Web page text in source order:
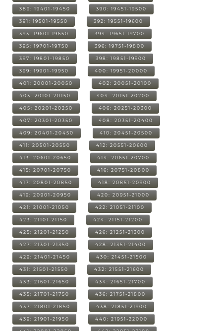
389: 19401-19450 390: 19451-19500
391: 19501-19550 392: 19551-19600
393: 19601-19650 394: 19651-19700
395: 19701-19750 396: 19751-19800
397: 19801-19850 398: 19851-19900
399: 19901-19950 400: 19951-20000
401: 20001-20050 402: 20051-20100
403: 20101-20150 404: 20151-20200
405: 20201-20250 406: 20251-20300
407: 20301-20350 408: 20351-20400
409: 20401-20450 410: 20451-20500
411: 20501-20550 412: 20551-20600
413: 20601-20650 414: 20651-20700
415: 20701-20750 416: 20751-20800
417: 20801-20850 418: 20851-20900
419: 20901-20950 420: 20951-21000
421: 21001-21050 422: 21051-21100
423: 21101-21150 424: 21151-21200
425: 21201-21250 426: 21251-21300
427: 21301-21350 428: 21351-21400
429: 21401-21450 430: 21451-21500
431: 21501-21550 432: 21551-21600
433: 21601-21650 434: 21651-21700
435: 21701-21750 436: 21751-21800
437: 21801-21850 438: 21851-21900
439: 21901-21950 440: 21951-22000